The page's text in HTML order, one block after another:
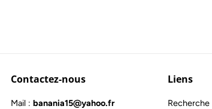
Contactez-nous
Mail : banania15@yahoo.fr
Liens
Recherche